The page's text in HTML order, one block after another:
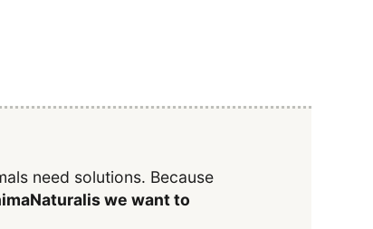
need solutions. Because
we want to